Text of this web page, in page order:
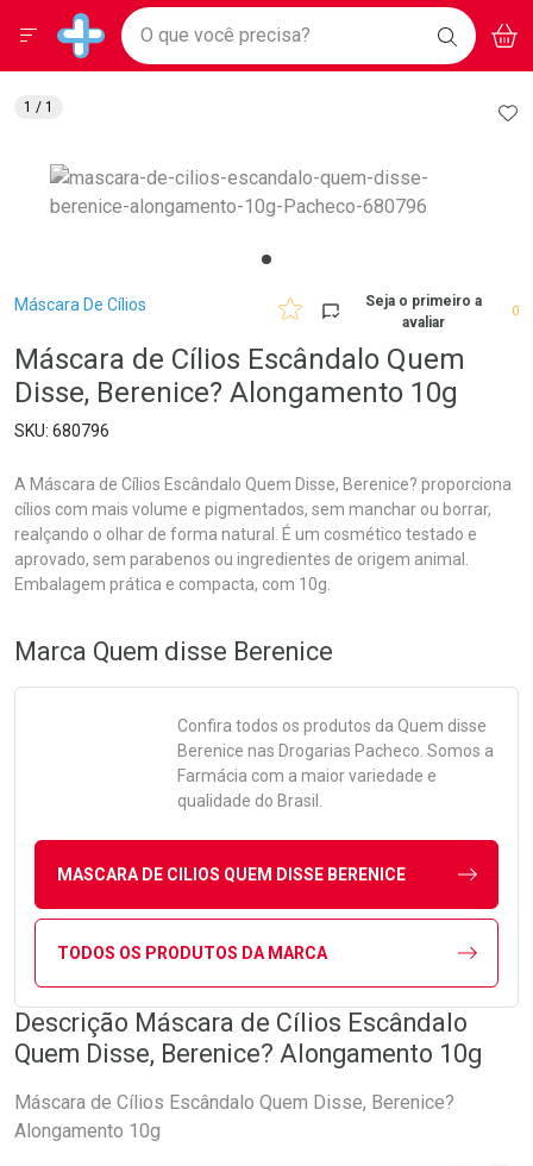
Drogarias Pacheco
Baixe nosso APP e aproveite Ofertas Exclusivas!
BAIXE
O APP
Ir direto para a home
pela página
Ir direto para o conteúdo
Ir direto para a busca
Ir direto para a conta
Ir direto para a notificações
Ir direto para o carrinho
Ir direto para o menu
Faça a sua busca
O que você precisa? BUSCAR
Menu
Breadcrumb
Máscara De Cílios
Seja o primeiro a
avaliar
0
Máscara de Cílios Escândalo Quem
Disse, Berenice? Alongamento 10g
680796
A Máscara de Cílios Escândalo Quem Disse, Berenice? proporciona
cílios com mais volume e pigmentados, sem manchar ou borrar,
realçando o olhar de forma natural. É um cosmético testado e
aprovado, sem parabenos ou ingredientes de origem animal.
Embalagem prática e compacta, com 10g.
1 / 1
Marca Quem disse Berenice
Confira todos os produtos da Quem disse
Berenice nas Drogarias Pacheco. Somos a
Farmácia com a maior variedade e
qualidade do Brasil.
MASCARA DE CILIOS QUEM DISSE BERENICE
TODOS OS PRODUTOS DA MARCA
Descrição Máscara de Cílios Escândalo
Quem Disse, Berenice? Alongamento 10g
Máscara de Cílios Escândalo Quem Disse, Berenice?
Alongamento 10g